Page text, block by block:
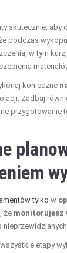
skutecznie, aby
podczas
w tym
konieczne
Zadbaj
przygotowanie
tylko w
że monitorujesz
etapy